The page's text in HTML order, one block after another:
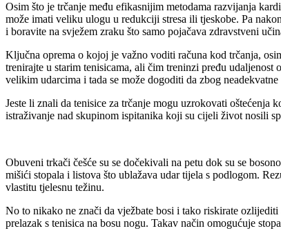
Osim što je trčanje među efikasnijim metodama razvijanja
može imati veliku ulogu u redukciji stresa ili tjeskobe. Pa
i boravite na svježem zraku što samo pojačava zdravstveni
Ključna oprema o kojoj je važno voditi računa kod trčanja,
trenirajte u starim tenisicama, ali čim treninzi pređu
velikim udarcima i tada se može dogoditi da zbog
Jeste li znali da tenisice za trčanje mogu uzrokovati
istraživanje nad skupinom ispitanika koji su cijeli život nosili
Obuveni trkači češće su se dočekivali na petu dok su se
mišići stopala i listova što ublažava udar tijela s podlogom.
vlastitu tjelesnu težinu.
No to nikako ne znači da vježbate bosi i tako riskirate
prelazak s tenisica na bosu nogu. Takav način omogućuje